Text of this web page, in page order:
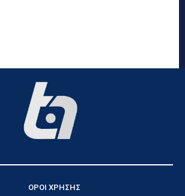
ΟΡΟΙ ΧΡΗΣΗΣ